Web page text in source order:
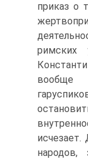
приказ о
римских
вообще